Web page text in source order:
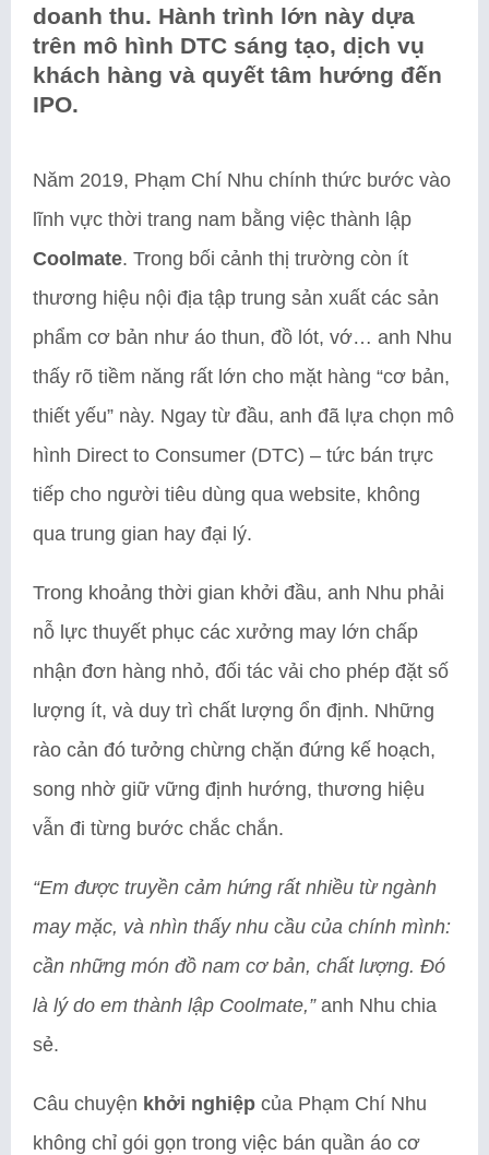
doanh thu. Hành trình lớn này dựa
trên mô hình DTC sáng tạo, dịch vụ
khách hàng và quyết tâm hướng đến
IPO.
Năm 2019, Phạm Chí Nhu chính thức bước vào
lĩnh vực thời trang nam bằng việc thành lập
Coolmate. Trong bối cảnh thị trường còn ít
thương hiệu nội địa tập trung sản xuất các sản
phẩm cơ bản như áo thun, đồ lót, vớ… anh Nhu
thấy rõ tiềm năng rất lớn cho mặt hàng “cơ bản,
thiết yếu” này. Ngay từ đầu, anh đã lựa chọn mô
hình Direct to Consumer (DTC) – tức bán trực
tiếp cho người tiêu dùng qua website, không
qua trung gian hay đại lý.
Trong khoảng thời gian khởi đầu, anh Nhu phải
nỗ lực thuyết phục các xưởng may lớn chấp
nhận đơn hàng nhỏ, đối tác vải cho phép đặt số
lượng ít, và duy trì chất lượng ổn định. Những
rào cản đó tưởng chừng chặn đứng kế hoạch,
song nhờ giữ vững định hướng, thương hiệu
vẫn đi từng bước chắc chắn.
“Em được truyền cảm hứng rất nhiều từ ngành
may mặc, và nhìn thấy nhu cầu của chính mình:
cần những món đồ nam cơ bản, chất lượng. Đó
là lý do em thành lập Coolmate,”anh Nhu chia
sẻ.
Câu chuyện khởi nghiệp của Phạm Chí Nhu
không chỉ gói gọn trong việc bán quần áo cơ